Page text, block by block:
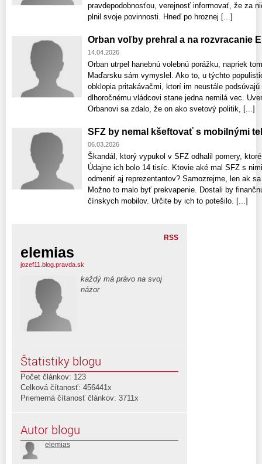
pravdepodobnosťou, verejnosť informovať, že za
plnil svoje povinnosti. Hneď po hroznej [...]
Orban voľby prehral a na rozvracanie
14.04.2026
Orban utrpel hanebnú volebnú porážku, napriek
Maďarsku sám vymyslel. Ako to, u týchto
obklopia pritakávačmi, ktorí im neustále
dlhoročnému vládcovi stane jedna nemilá vec.
Orbanovi sa zdalo, že on ako svetový politik, [...]
SFZ by nemal kšeftovať s mobilnými
06.03.2026
Škandál, ktorý vypukol v SFZ odhalil pomery,
Údajne ich bolo 14 tisíc. Ktovie aké mal SFZ s
odmeniť aj reprezentantov? Samozrejme, len ak
Možno to malo byť prekvapenie. Dostali by
čínskych mobilov. Určite by ich to potešilo. [...]
RSS
elemias
jozef11.blog.pravda.sk
každý má právo na svoj
názor
Štatistiky blogu
Počet článkov: 123
Celková čítanosť: 456441x
Priemerná čítanosť článkov: 3711x
Autor blogu
elemias